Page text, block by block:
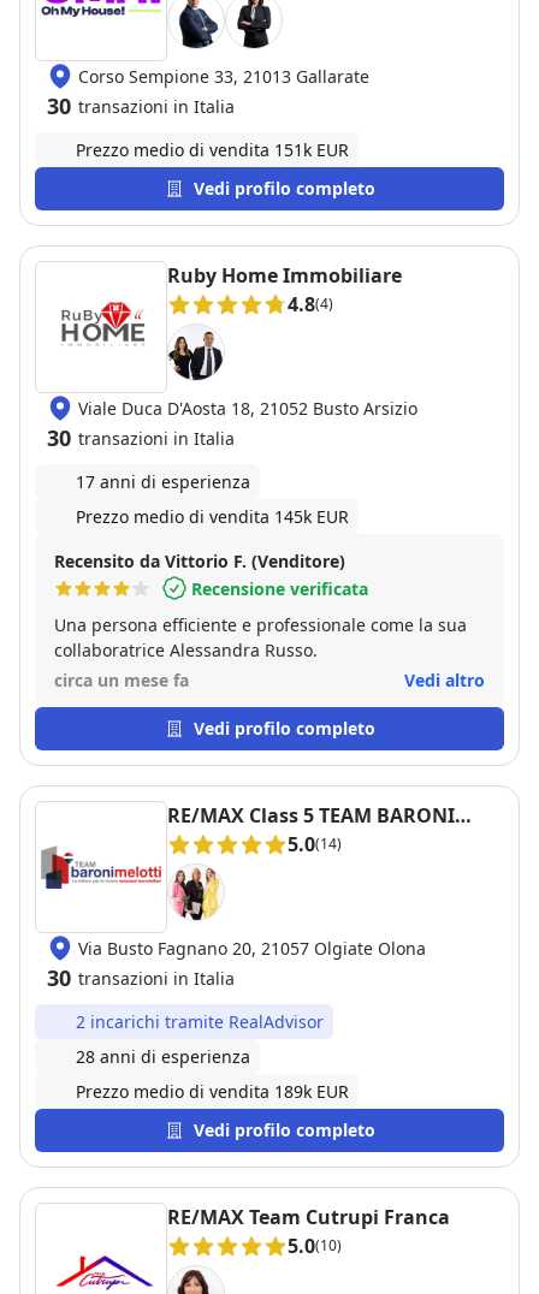
Corso Sempione 33, 21013 Gallarate
30 transazioni in Italia
Prezzo medio di vendita 151k EUR
Vedi profilo completo
Ruby Home Immobiliare
4.8(4)
Viale Duca D'Aosta 18, 21052 Busto Arsizio
30 transazioni in Italia
17 anni di esperienza
Prezzo medio di vendita 145k EUR
Recensito da Vittorio F. (Venditore)
Recensione verificata
Una persona efficiente e professionale come la sua
collaboratrice Alessandra Russo.
circa un mese fa
Vedi altro
Vedi profilo completo
RE/MAX Class 5 TEAM BARONI
MELOTTI
5.0(14)
Via Busto Fagnano 20, 21057 Olgiate Olona
30 transazioni in Italia
2 incarichi tramite RealAdvisor
28 anni di esperienza
Prezzo medio di vendita 189k EUR
Vedi profilo completo
RE/MAX Team Cutrupi Franca
5.0(10)